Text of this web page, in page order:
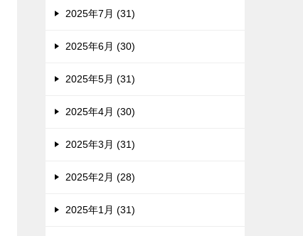
2025年7月 (31)
2025年6月 (30)
2025年5月 (31)
2025年4月 (30)
2025年3月 (31)
2025年2月 (28)
2025年1月 (31)